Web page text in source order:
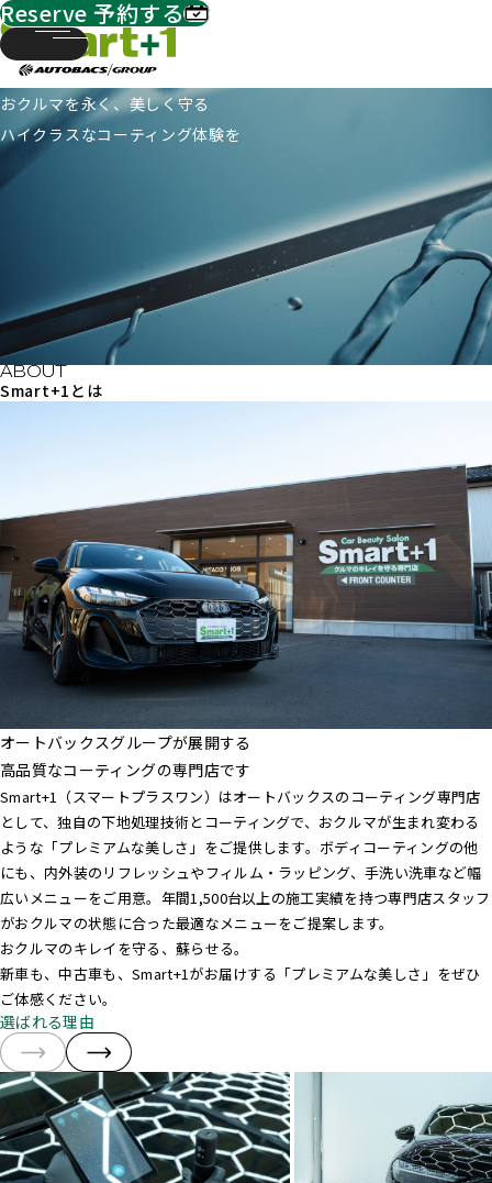
フィルム・ラッピング
リペア
SHOP LIST
CAMPAIGN
FAQ
LOGIN 予約する
おクルマを永く、美しく守る
ハイクラスなコーティング体験を
Smart+1とは
オートバックスグループが展開する
高品質なコーティングの専門店です
Smart+1（スマートプラスワン）はオートバックスのコーティング専門店
として、独自の下地処理技術とコーティングで、おクルマが生まれ変わる
ような「プレミアムな美しさ」をご提供します。ボディコーティングの他
にも、内外装のリフレッシュやフィルム・ラッピング、手洗い洗車など幅
広いメニューをご用意。年間1,500台以上の施工実績を持つ専門店スタッフ
がおクルマの状態に合った最適なメニューをご提案します。
おクルマのキレイを守る、蘇らせる。
新車も、中古車も、Smart+1がお届けする「プレミアムな美しさ」をぜひ
ご体感ください。
選ばれる理由
Reserve 予約する